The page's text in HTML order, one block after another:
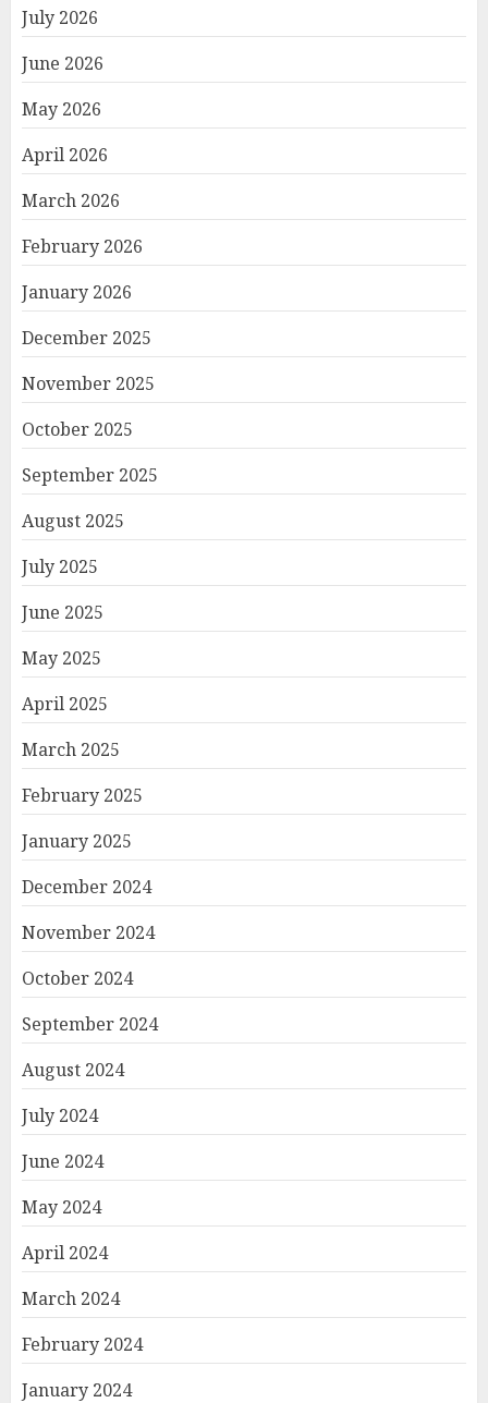
July 2026
June 2026
May 2026
April 2026
March 2026
February 2026
January 2026
December 2025
November 2025
October 2025
September 2025
August 2025
July 2025
June 2025
May 2025
April 2025
March 2025
February 2025
January 2025
December 2024
November 2024
October 2024
September 2024
August 2024
July 2024
June 2024
May 2024
April 2024
March 2024
February 2024
January 2024